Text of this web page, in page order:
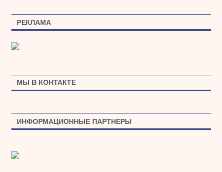
РЕКЛАМА
МЫ В КОНТАКТЕ
ИНФОРМАЦИОННЫЕ ПАРТНЕРЫ